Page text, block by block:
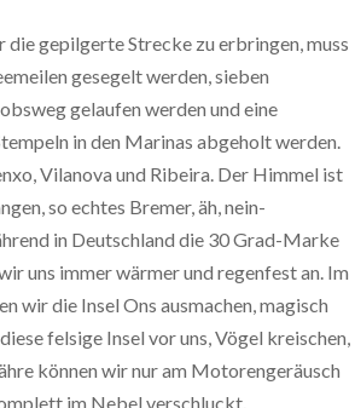
die gepilgerte Strecke zu erbringen, muss
gesegelt werden, sieben
gelaufen werden und eine
in den Marinas abgeholt werden.
Vilanova und Ribeira. Der Himmel ist
so echtes Bremer, äh, nein-
in Deutschland die 30 Grad-Marke
uns immer wärmer und regenfest an. Im
wir die Insel Ons ausmachen, magisch
felsige Insel vor uns, Vögel kreischen,
können wir nur am Motorengeräusch
im Nebel verschluckt.